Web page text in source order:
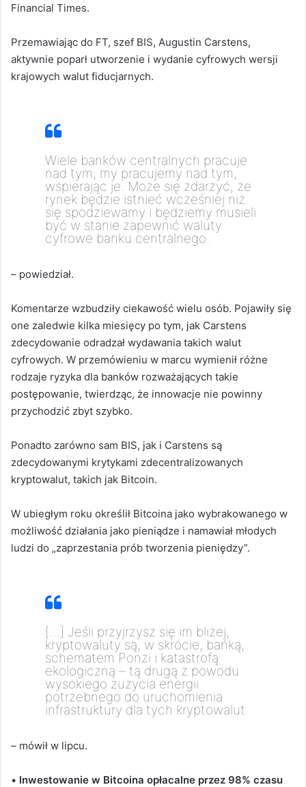
Financial Times.
Przemawiając do FT, szef BIS, Augustin Carstens,
aktywnie poparł utworzenie i wydanie cyfrowych wersji
krajowych walut fiducjarnych.
Wiele banków centralnych pracuje
nad tym; my pracujemy nad tym,
wspierając je. Może się zdarzyć, że
rynek będzie istnieć wcześniej niż
się spodziewamy i będziemy musieli
być w stanie zapewnić waluty
cyfrowe banku centralnego.
– powiedział.
Komentarze wzbudziły ciekawość wielu osób. Pojawiły się
one zaledwie kilka miesięcy po tym, jak Carstens
zdecydowanie odradzał wydawania takich walut
cyfrowych. W przemówieniu w marcu wymienił różne
rodzaje ryzyka dla banków rozważających takie
postępowanie, twierdząc, że innowacje nie powinny
przychodzić zbyt szybko.
Ponadto zarówno sam BIS, jak i Carstens są
zdecydowanymi krytykami zdecentralizowanych
kryptowalut, takich jak Bitcoin.
W ubiegłym roku określił Bitcoina jako wybrakowanego w
możliwość działania jako pieniądze i namawiał młodych
ludzi do „zaprzestania prób tworzenia pieniędzy”.
[…] Jeśli przyjrzysz się im bliżej,
kryptowaluty są, w skrócie, bańką,
schematem Ponzi i katastrofą
ekologiczną – tą drugą z powodu
wysokiego zużycia energii
potrzebnego do uruchomienia
infrastruktury dla tych kryptowalut.
– mówił w lipcu.
• Inwestowanie w Bitcoina opłacalne przez 98% czasu